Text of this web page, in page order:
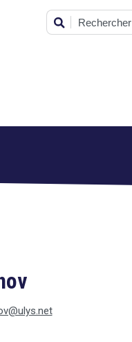
Rechercher